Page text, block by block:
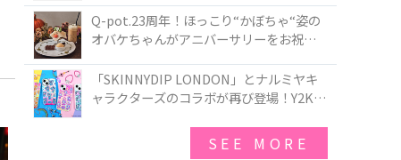
50周年アニバーサリーイヤー』を記念し
たコレクションが登場
Q-pot.23周年！ほっこり“かぼちゃ“姿の
オバケちゃんがアニバーサリーをお祝い
ー」が新発売！Q-pot CAFE.では「かぼち
ゃのオバケーキプレート」も登場
「SKINNYDIP LONDON」とナルミヤキ
ャラクターズのコラボが再び登場！Y2Kム
SEE MORE